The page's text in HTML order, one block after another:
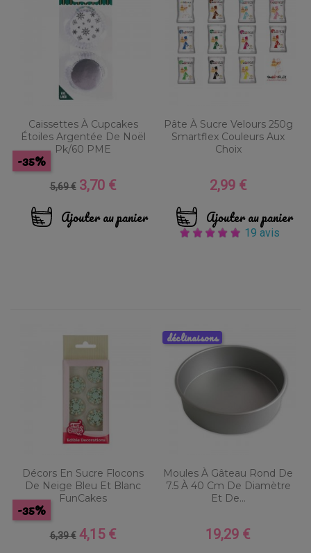
Caissettes À Cupcakes
Étoiles Argentée De Noël
Pk/60 PME
Prix
base
5,69 €
-35%
Prix
3,70 €
Ajouter au panier
Pâte À Sucre Velours 250g
Smartflex Couleurs Aux
Choix
Prix
2,99 €
Ajouter au panier
19 avis
Décors En Sucre Flocons
De Neige Bleu Et Blanc
FunCakes
Prix
6,39 €
-35%
Prix
4,15 €
Moules À Gâteau Rond De
7.5 À 40 Cm De Diamètre
Et De...
Prix
19,29 €
déclinaisons